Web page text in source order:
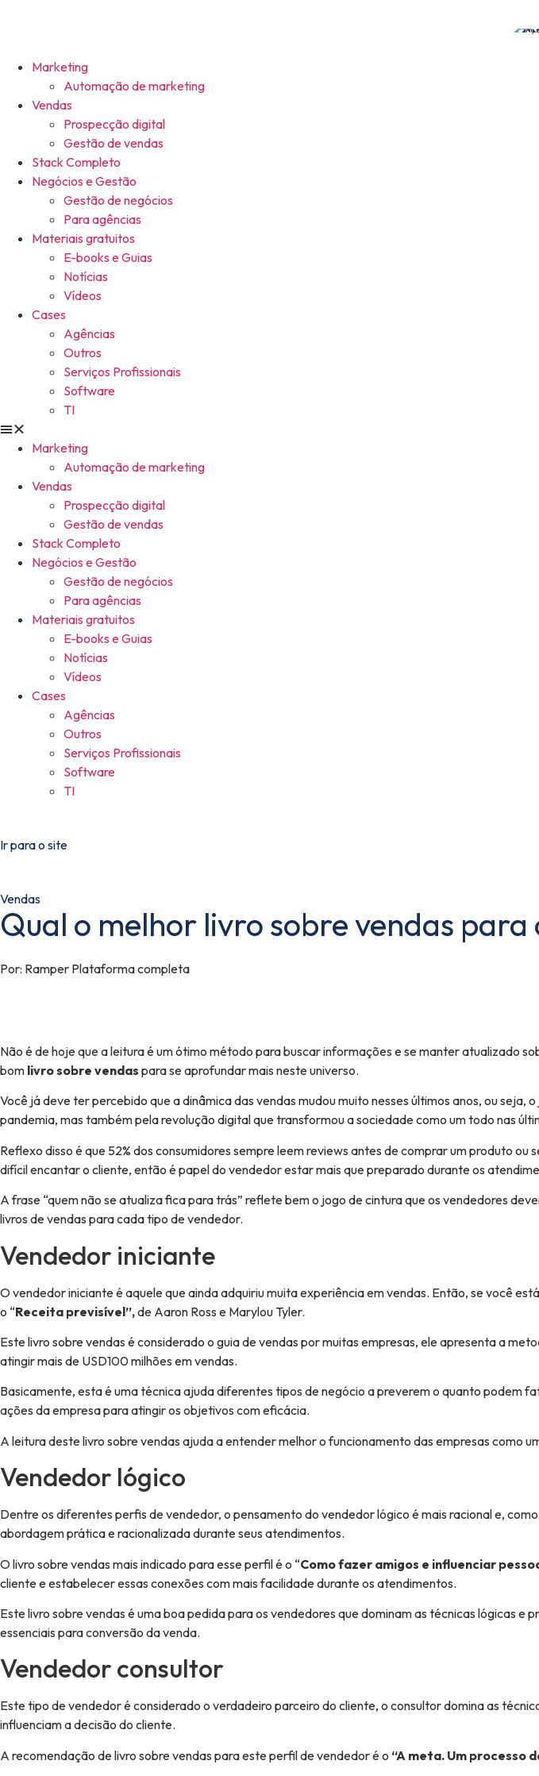
Marketing
Automação de marketing
Vendas
Prospecção digital
Gestão de vendas
Stack Completo
Negócios e Gestão
Gestão de negócios
Para agências
Materiais gratuitos
E-books e Guias
Notícias
Vídeos
Cases
Agências
Outros
Serviços Profissionais
Software
TI
Marketing
Automação de marketing
Vendas
Prospecção digital
Gestão de vendas
Stack Completo
Negócios e Gestão
Gestão de negócios
Para agências
Materiais gratuitos
E-books e Guias
Notícias
Vídeos
Cases
Agências
Outros
Serviços Profissionais
Software
TI
Ir para o site
Vendas
Qual o melhor livro sobre vendas para
Por: Ramper Plataforma completa
Não é de hoje que a leitura é um ótimo método para buscar informações e se manter atualizado
bom livro sobre vendas para se aprofundar mais neste universo.
Você já deve ter percebido que a dinâmica das vendas mudou muito nesses últimos anos, ou
pandemia, mas também pela revolução digital que transformou a sociedade como um todo nas
Reflexo disso é que 52% dos consumidores sempre leem reviews antes de comprar um produto ou
difícil encantar o cliente, então é papel do vendedor estar mais que preparado durante os
A frase “quem não se atualiza fica para trás” reflete bem o jogo de cintura que os vendedores
livros de vendas para cada tipo de vendedor.
Vendedor iniciante
O vendedor iniciante é aquele que ainda adquiriu muita experiência em vendas. Então, se você
o “Receita previsível”,de Aaron Ross e Marylou Tyler.
Este livro sobre vendas é considerado o guia de vendas por muitas empresas, ele apresenta a
atingir mais de USD100 milhões em vendas.
Basicamente, esta é uma técnica ajuda diferentes tipos de negócio a preverem o quanto podem
ações da empresa para atingir os objetivos com eficácia.
A leitura deste livro sobre vendas ajuda a entender melhor o funcionamento das empresas como
Vendedor lógico
Dentre os diferentes perfis de vendedor, o pensamento do vendedor lógico é mais racional e,
abordagem prática e racionalizada durante seus atendimentos.
O livro sobre vendas mais indicado para esse perfil é o “Como fazer amigos e influenciar
cliente e estabelecer essas conexões com mais facilidade durante os atendimentos.
Este livro sobre vendas é uma boa pedida para os vendedores que dominam as técnicas lógicas
essenciais para conversão da venda.
Vendedor consultor
Este tipo de vendedor é considerado o verdadeiro parceiro do cliente, o consultor domina as
influenciam a decisão do cliente.
A recomendação de livro sobre vendas para este perfil de vendedor é o “A meta. Um processo